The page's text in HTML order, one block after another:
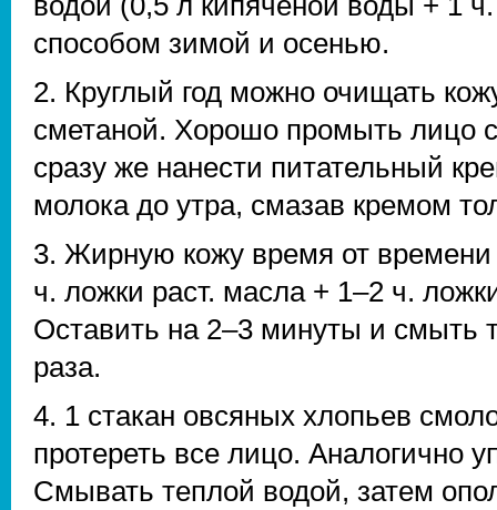
способом зимой и осенью.
2. Круглый год можно очищать
сметаной. Хорошо промыть лицо
сразу же нанести питательный
молока до утра, смазав кремом
3. Жирную кожу время от
ч. ложки раст. масла + 1–2 ч.
Оставить на 2–3 минуты и смыть
раза.
4. 1 стакан овсяных хлопьев
протереть все лицо. Аналогично
Смывать теплой водой, затем